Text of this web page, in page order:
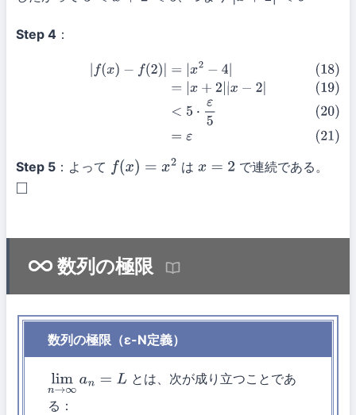
Step 4 ：
2)|=|x2−4|(19) =|x +2| |x−2 ε
Step 5 ：よって f(x)= x2 は x=2
で連続である。
◻
数列の極限
数列の極限（ε-N定義）
limn→∞ an=Lとは、次が成り立つことであ
る：